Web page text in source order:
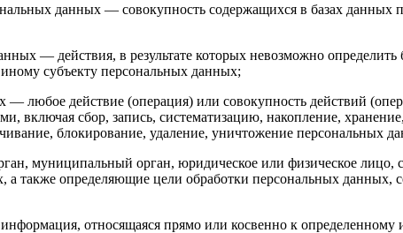
данных — совокупность содержащихся в базах
— действия, в результате которых невозможно
субъекту персональных данных;
любое действие (операция) или совокупность действий
включая сбор, запись, систематизацию, накопление,
блокирование, удаление, уничтожение персональных
муниципальный орган, юридическое или физическое
а также определяющие цели обработки персональных
относящаяся прямо или косвенно к определенному